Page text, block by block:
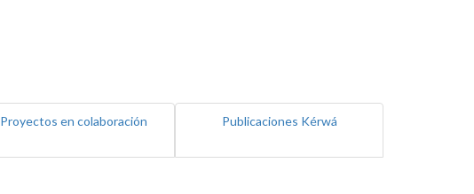
Proyectos en colaboración Publicaciones Kérwá